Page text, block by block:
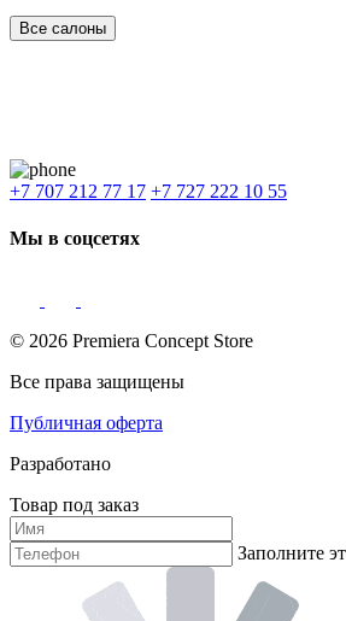
Все салоны
+7 707 212 77 17 +7 727 222 10 55
Мы в соцсетях
© 2026 Premiera Concept Store
Все права защищены
Публичная оферта
Разработано
Товар под заказ
Заполните